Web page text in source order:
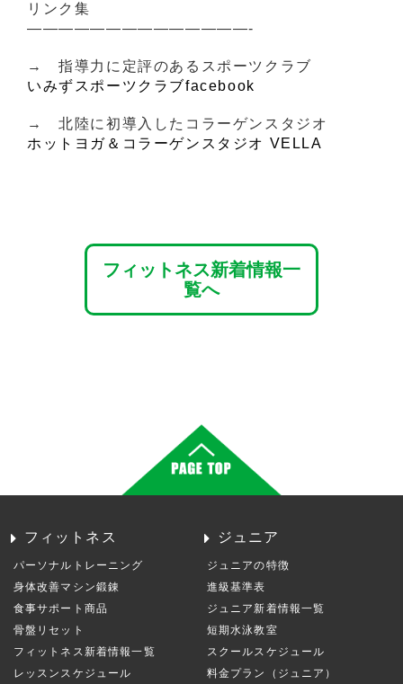
リンク集
——————————————-
→ 指導力に定評のあるスポーツクラブ
いみずスポーツクラブfacebook
→ 北陸に初導入したコラーゲンスタジオ
ホットヨガ＆コラーゲンスタジオ VELLA
フィットネス新着情報一
覧へ
フィットネス
パーソナルトレーニング
身体改善マシン鍛錬
食事サポート商品
骨盤リセット
フィットネス新着情報一覧
レッスンスケジュール
ジュニア
ジュニアの特徴
進級基準表
ジュニア新着情報一覧
短期水泳教室
スクールスケジュール
料金プラン（ジュニア）